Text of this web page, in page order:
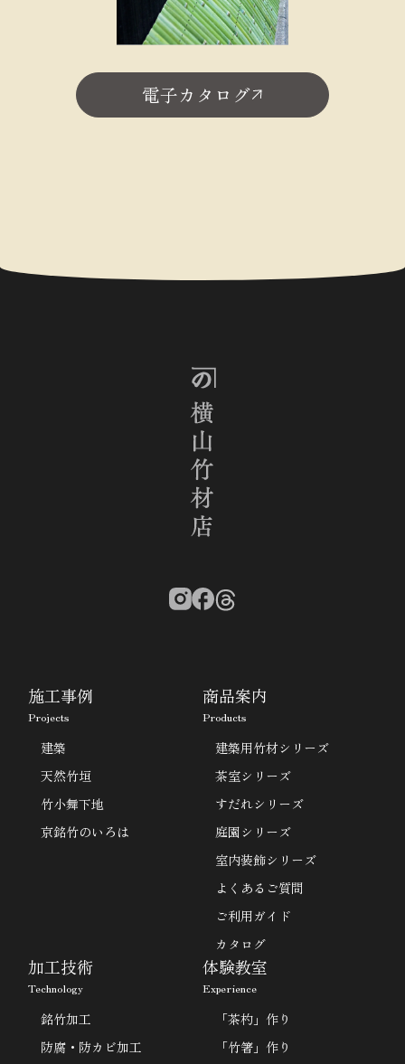
電子カタログ
施工事例
Projects
建築
天然竹垣
竹小舞下地
京銘竹のいろは
商品案内
Products
建築用竹材シリーズ
茶室シリーズ
すだれシリーズ
庭園シリーズ
室内装飾シリーズ
よくあるご質問
ご利用ガイド
カタログ
加工技術
Technology
銘竹加工
防腐・防カビ加工
体験教室
Experience
「茶杓」作り
「竹箸」作り